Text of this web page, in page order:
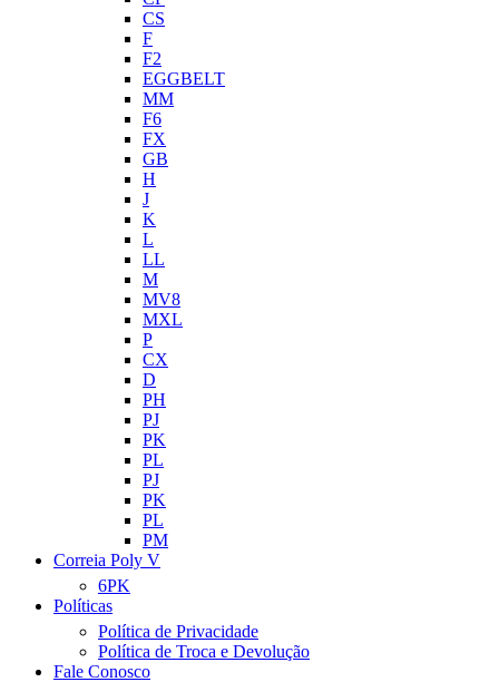
CS
F
F2
EGGBELT
MM
F6
FX
GB
H
J
K
L
LL
M
MV8
MXL
P
CX
D
PH
PJ
PK
PL
PJ
PK
PL
PM
Correia Poly V
6PK
Políticas
Política de Privacidade
Política de Troca e Devolução
Fale Conosco